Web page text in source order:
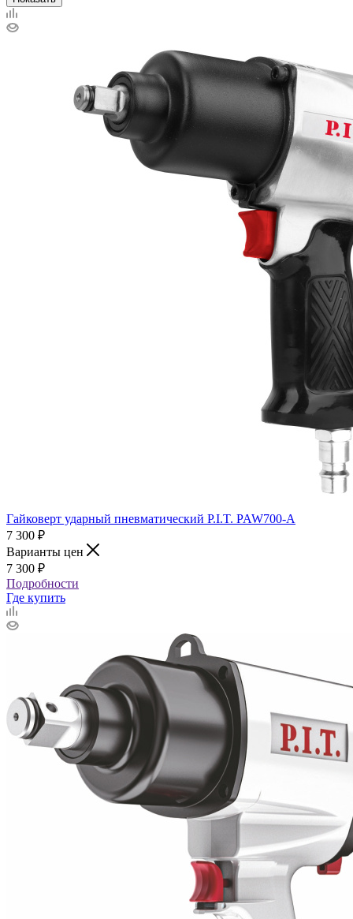
Гайковерт ударный пневматический P.I.T. PAW700-A
7 300 ₽
Варианты цен
7 300 ₽
Подробности
Где купить